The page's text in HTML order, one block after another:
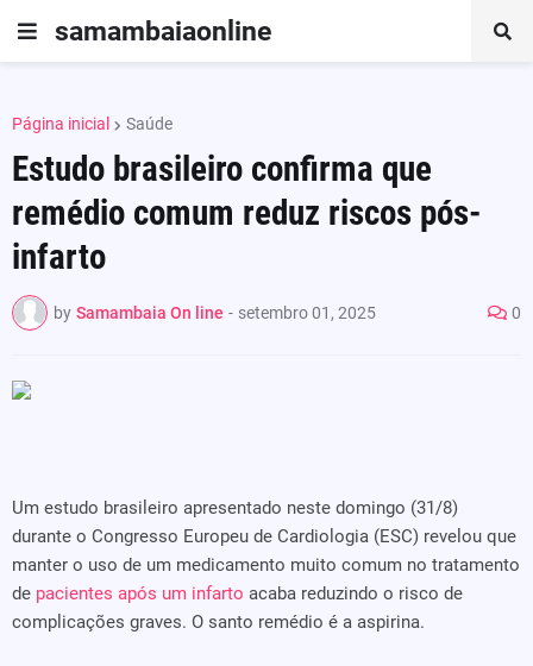
samambaiaonline
Página inicial Saúde
Estudo brasileiro confirma que
remédio comum reduz riscos pós-
infarto
by Samambaia On line - setembro 01, 2025 0
Um estudo brasileiro apresentado neste domingo (31/8)
durante o Congresso Europeu de Cardiologia (ESC) revelou que
manter o uso de um medicamento muito comum no tratamento
de pacientes após um infarto acaba reduzindo o risco de
complicações graves. O santo remédio é a aspirina.